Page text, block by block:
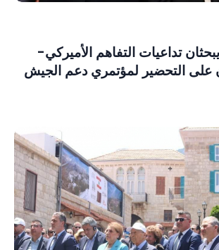
تداعيات التفاهم الأميركي-
على التحضير لمؤتمري دعم الجيش